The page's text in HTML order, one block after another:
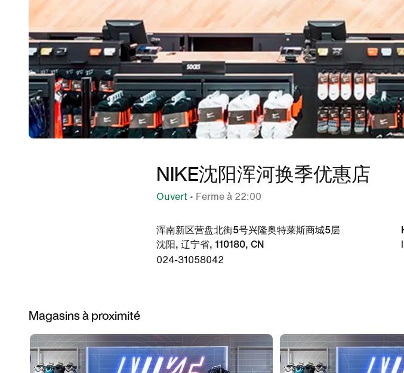
NIKE沈阳浑河换季优惠店
Ouvert • Ferme à 22:00
浑南新区营盘北街5号兴隆奥特莱斯商城5层
沈阳, 辽宁省, 110180, CN
024-31058042
Magasins à proximité